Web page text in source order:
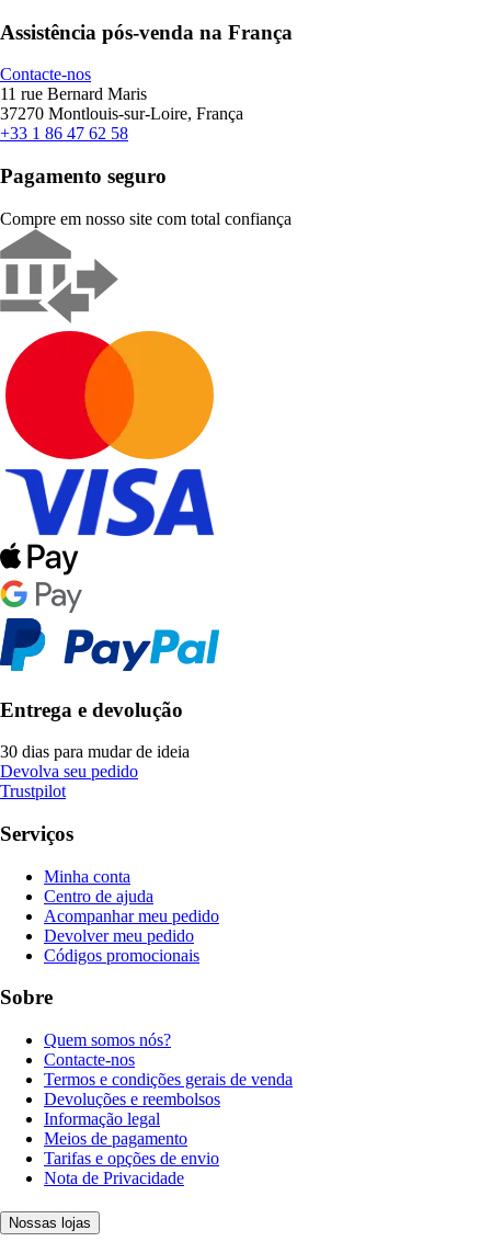
Assistência pós-venda na França
Contacte-nos
11 rue Bernard Maris
37270 Montlouis-sur-Loire, França
+33 1 86 47 62 58
Pagamento seguro
Compre em nosso site com total confiança
Entrega e devolução
30 dias para mudar de ideia
Devolva seu pedido
Trustpilot
Serviços
Minha conta
Centro de ajuda
Acompanhar meu pedido
Devolver meu pedido
Códigos promocionais
Sobre
Quem somos nós?
Contacte-nos
Termos e condições gerais de venda
Devoluções e reembolsos
Informação legal
Meios de pagamento
Tarifas e opções de envio
Nota de Privacidade
Nossas lojas